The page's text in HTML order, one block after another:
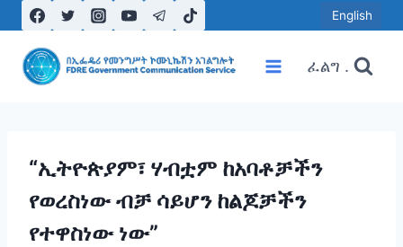
to
content
English
ፈልግ .
“ኢትዮጵያም፣ ሃብቷም ከአባቶቻችን
የወረስነው ብቻ ሳይሆን ከልጆቻችን
የተዋስነው ነው”